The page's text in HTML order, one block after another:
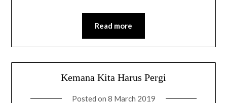
Read more
Kemana Kita Harus Pergi
Posted on 8 March 2019